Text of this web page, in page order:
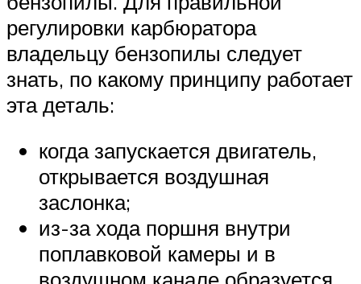
регулировки карбюратора
владельцу бензопилы следует
знать, по какому принципу работает
эта деталь:
когда запускается двигатель,
открывается воздушная
заслонка;
из-за хода поршня внутри
поплавковой камеры и в